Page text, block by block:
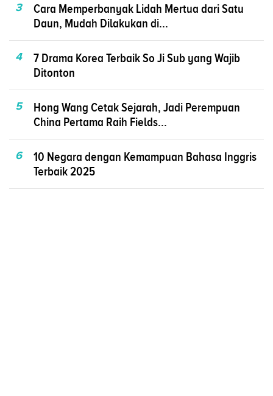
3
Cara Memperbanyak Lidah Mertua dari Satu
Daun, Mudah Dilakukan di...
4
7 Drama Korea Terbaik So Ji Sub yang Wajib
Ditonton
5
Hong Wang Cetak Sejarah, Jadi Perempuan
China Pertama Raih Fields...
6
10 Negara dengan Kemampuan Bahasa Inggris
Terbaik 2025